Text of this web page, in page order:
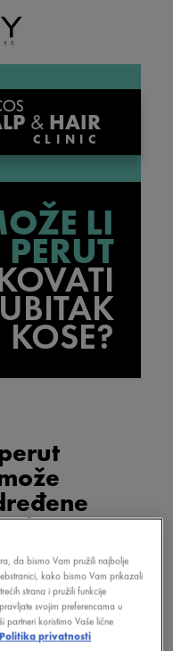
LI
PERUT
KOSE?
& HAIR
CLINIC
kose
da bismo Vam pružili najbolje
kako bismo Vam prikazali
strana i pružili funkcije
svojim preferencama u
koristimo Vaše lične
Politika privatnosti